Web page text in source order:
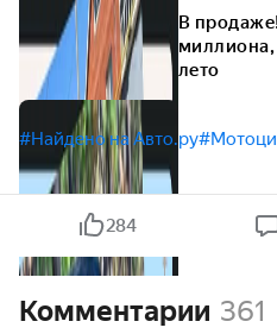
В
миллиона,
лето
#Найдено на Авто.ру
284
Комментарии 361